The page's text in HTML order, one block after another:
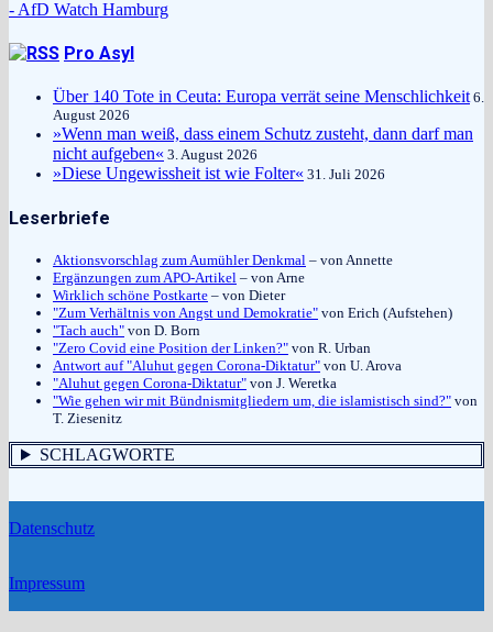
- AfD Watch Hamburg
Pro Asyl
Über 140 Tote in Ceuta: Europa verrät seine Menschlichkeit 6.
August 2026
»Wenn man weiß, dass einem Schutz zusteht, dann darf man
nicht aufgeben« 3. August 2026
»Diese Ungewissheit ist wie Folter« 31. Juli 2026
Leserbriefe
Aktionsvorschlag zum Aumühler Denkmal – von Annette
Ergänzungen zum APO-Artikel – von Arne
Wirklich schöne Postkarte – von Dieter
"Zum Verhältnis von Angst und Demokratie" von Erich (Aufstehen)
"Tach auch" von D. Born
"Zero Covid eine Position der Linken?" von R. Urban
Antwort auf "Aluhut gegen Corona-Diktatur" von U. Arova
"Aluhut gegen Corona-Diktatur" von J. Weretka
"Wie gehen wir mit Bündnismitgliedern um, die islamistisch sind?" von
T. Ziesenitz
SCHLAGWORTE
Datenschutz
Impressum